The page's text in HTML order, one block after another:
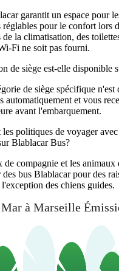
garantit un espace pour
réglables pour le confort lors
de la climatisation, des
Fi ne soit pas fourni.
de siège est-elle disponible
de siège spécifique n'est
automatiquement et vous
avant l'embarquement.
les politiques de voyager
Blablacar Bus?
de compagnie et les animaux
des bus Blablacar pour des
des chiens guides.
à Marseille